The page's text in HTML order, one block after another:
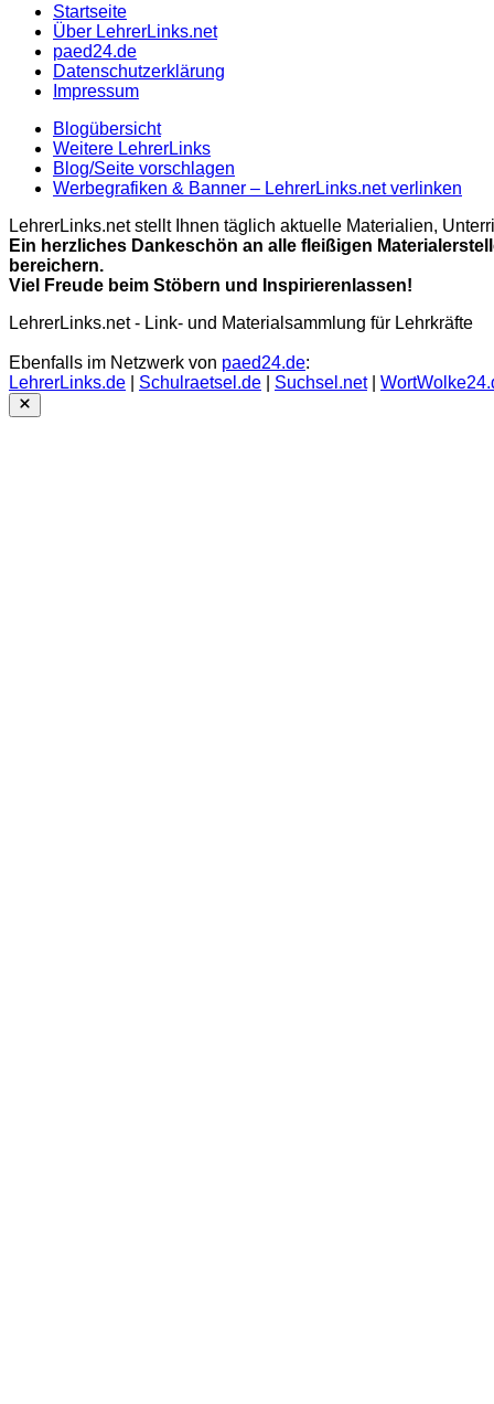
Startseite
Über LehrerLinks.net
paed24.de
Datenschutzerklärung
Impressum
Blogübersicht
Weitere LehrerLinks
Blog/Seite vorschlagen
Werbegrafiken & Banner – LehrerLinks.net verlinken
LehrerLinks.net stellt Ihnen täglich aktuelle Materialien,
Ein herzliches Dankeschön an alle fleißigen
bereichern.
Viel Freude beim Stöbern und Inspirierenlassen!
LehrerLinks.net - Link- und Materialsammlung für Lehrkräfte
Ebenfalls im Netzwerk von paed24.de:
LehrerLinks.de
Schulraetsel.de Suchsel.net|
Close